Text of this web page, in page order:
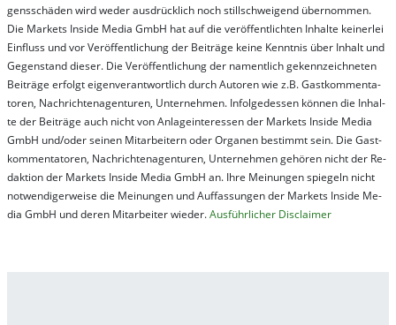
gens­schä­den wird we­der aus­drück­lich noch stil­lschwei­gend über­nom­men.
Die Mar­kets In­side Me­dia GmbH hat auf die ver­öf­fent­lich­ten In­hal­te kei­ner­lei
Ein­fluss und vor Ver­öf­fent­lich­ung der Bei­trä­ge kei­ne Ken­nt­nis über In­halt und
Ge­gen­stand die­ser. Die Ver­öf­fent­lich­ung der na­ment­lich ge­kenn­zeich­net­en
Bei­trä­ge er­folgt ei­gen­ver­ant­wort­lich durch Au­tor­en wie z.B. Gast­kom­men­ta­
tor­en, Nach­richt­en­ag­en­tur­en, Un­ter­neh­men. In­fol­ge­des­sen kön­nen die In­hal­
te der Bei­trä­ge auch nicht von An­la­ge­in­te­res­sen der Mar­kets In­side Me­dia
GmbH und/oder sei­nen Mit­ar­bei­tern oder Or­ga­nen be­stim­mt sein. Die Gast­
kom­men­ta­tor­en, Nach­rich­ten­ag­en­tur­en, Un­ter­neh­men ge­hör­en nicht der Re­
dak­tion der Mar­kets In­side Me­dia GmbH an. Ihre Mei­nung­en spie­geln nicht
not­wen­di­ger­wei­se die Mei­nung­en und Auf­fas­sung­en der Mar­kets In­side Me­
dia GmbH und de­ren Mit­ar­bei­ter wie­der.Aus­führ­lich­er Dis­clai­mer